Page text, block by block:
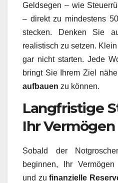
Geldsegen – wie
– direkt zu mindestens
stecken. Denken Sie
realistisch zu setzen.
gar nicht starten. Jede
bringt Sie Ihrem Ziel
aufbauen zu können.
Langfristige
Ihr Vermögen
Sobald der
beginnen, Ihr
und zufinanzielle